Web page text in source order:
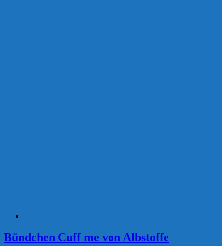
Bündchen Cuff me von Albstoffe